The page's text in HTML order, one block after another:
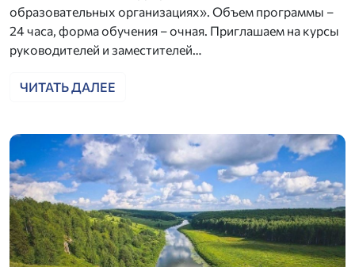
образовательных организациях». Объем программы –
24 часа, форма обучения – очная. Приглашаем на курсы
руководителей и заместителей…
ЧИТАТЬ ДАЛЕЕ